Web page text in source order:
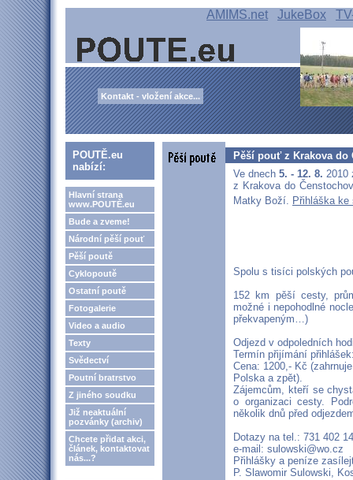
AMIMS.net JukeBox
Kontakt - vložení akce...
POUTĚ.eu
nabízí:
Hlavní strana
www.POUTĚ.eu
Bude a zveme!
Národní pěší pouť
Pěší poutě
Cyklopoutě
Ostatní poutě
Fotogalerie
Video a audio
Texty
Svědectví
Poutní bratrstvo
Z jiného soudku
Již neaktuální
pozvánky (archiv)
Chcete přidat akci,
článek, kontaktovat
nás...?
Pěší pouť z Krakova do
Ve dnech 5. - 12. 8. 2010
z Krakova do
Matky Boží. Přihláška
Spolu s tisíci polských
152 km pěší cesty,
možné i nepohodlné
překvapeným…)
Odjezd v odpoledních
Termín přijímání
Cena: 1200,- Kč
Polska a zpět).
Zájemcům, kteří se
o organizaci cesty.
několik dnů před
Dotazy na tel.: 731 402
e-mail: sulowski@wo.cz
Přihlášky a peníze
P. Slawomir Sulowski,